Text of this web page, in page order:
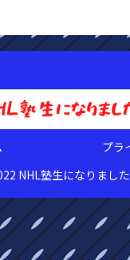
プラ
NHL塾生になりまし